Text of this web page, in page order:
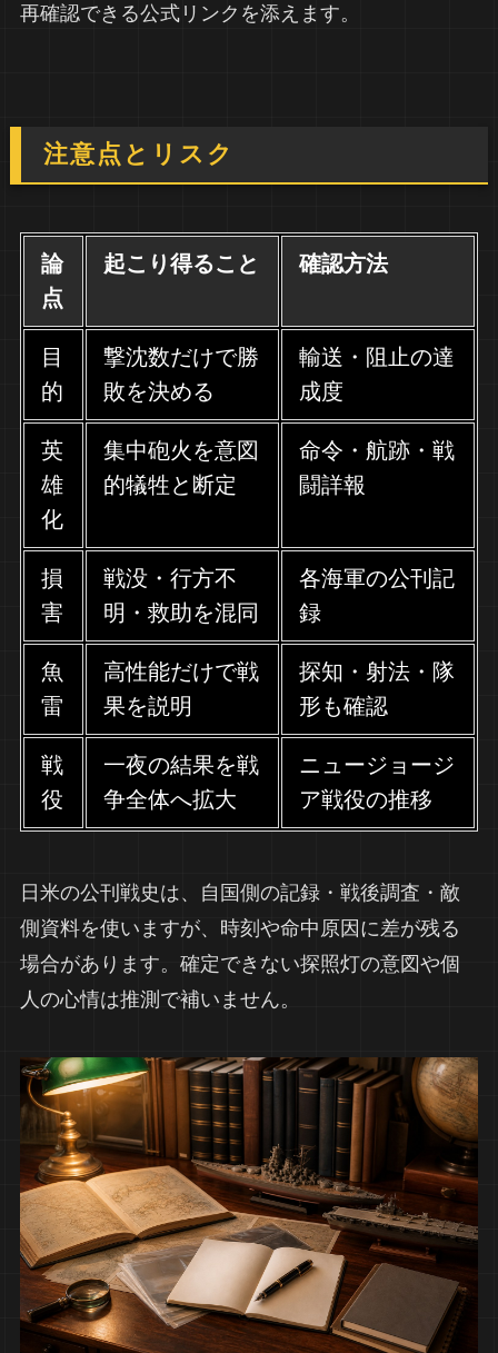
再確認できる公式リンクを添えます。
注意点とリスク
論
点
起こり得ること 確認方法
目
的
撃沈数だけで勝
敗を決める
輸送・阻止の達
成度
英
雄
化
集中砲火を意図
的犠牲と断定
命令・航跡・戦
闘詳報
損
害
戦没・行方不
明・救助を混同
各海軍の公刊記
録
魚
雷
高性能だけで戦
果を説明
探知・射法・隊
形も確認
戦
役
一夜の結果を戦
争全体へ拡大
ニュージョージ
ア戦役の推移
日米の公刊戦史は、自国側の記録・戦後調査・敵
側資料を使いますが、時刻や命中原因に差が残る
場合があります。確定できない探照灯の意図や個
人の心情は推測で補いません。